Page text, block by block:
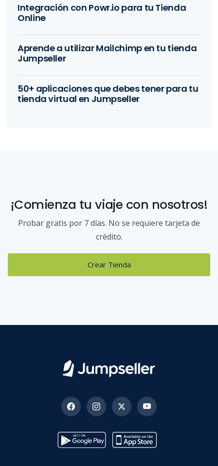
Integración con Powr.io para tu Tienda
Online
Aprende a utilizar Mailchimp en tu tienda
Jumpseller
50+ aplicaciones que debes tener para tu
tienda virtual en Jumpseller
¡Comienza tu viaje con nosotros!
Probar gratis por 7 días. No se requiere tarjeta de
crédito.
Crear Tienda